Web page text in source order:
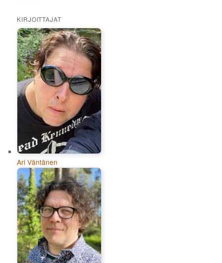
KIRJOITTAJAT
Ari Väntänen